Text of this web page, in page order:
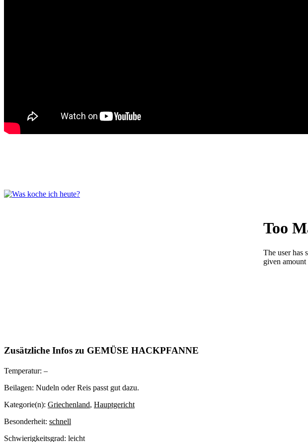
Zusätzliche Infos zu GEMÜSE HACKPFANNE
Temperatur: –
Beilagen: Nudeln oder Reis passt gut dazu.
Kategorie(n): Griechenland, Hauptgericht
Besonderheit: schnell
Schwierigkeitsgrad: leicht